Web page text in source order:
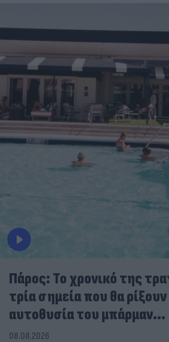
Πάρος: Το χρονικό της
τρία σημεία που θα
αυτοθυσία του μπάρμαν...
08.08.2026